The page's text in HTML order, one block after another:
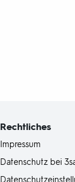
Rechtliches
Impressum
Datenschutz bei